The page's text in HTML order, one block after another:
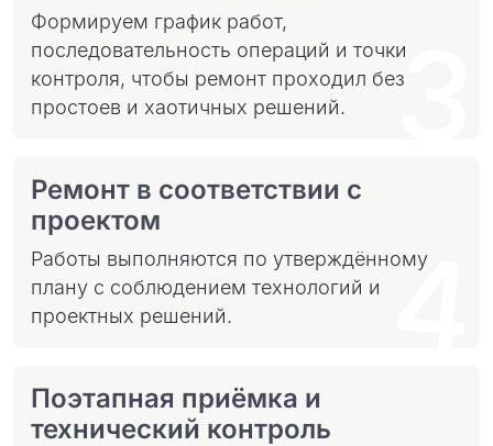
3
Формируем график работ,
последовательность операций и точки
контроля, чтобы ремонт проходил без
простоев и хаотичных решений.
4
Ремонт в соответствии с
проектом
Работы выполняются по утверждённому
плану с соблюдением технологий и
проектных решений.
Поэтапная приёмка и
технический контроль